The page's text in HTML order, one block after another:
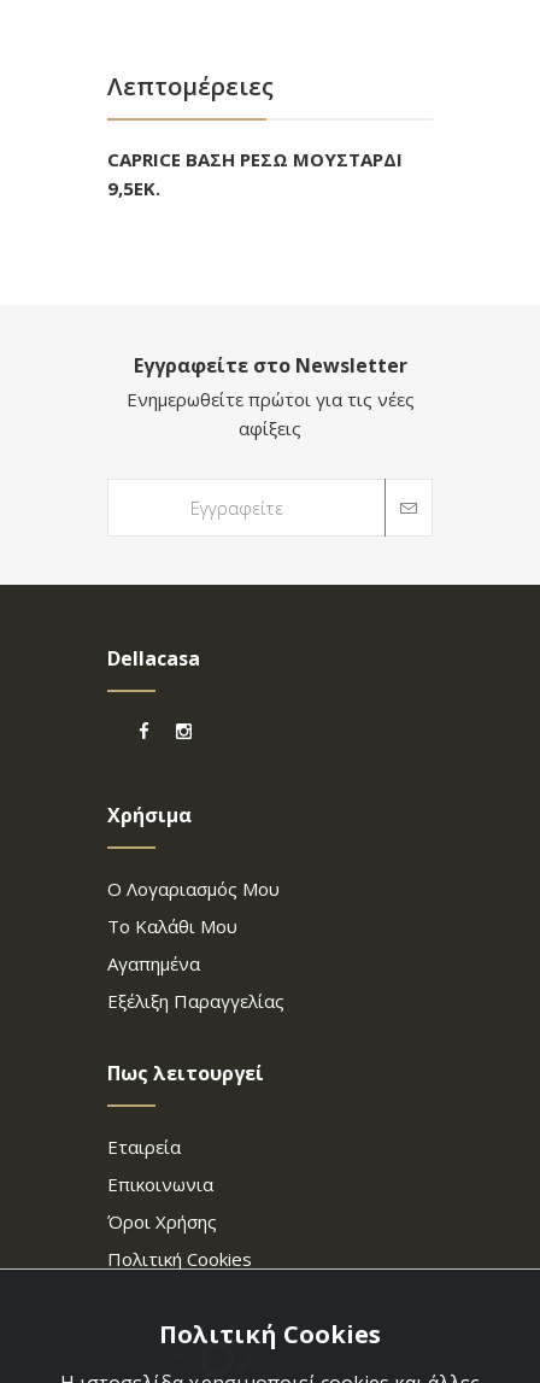
Λεπτομέρειες
CAPRICE ΒΑΣΗ ΡΕΣΩ ΜΟΥΣΤΑΡΔΙ
9,5ΕΚ.
Εγγραφείτε στο Newsletter
Ενημερωθείτε πρώτοι για τις νέες
αφίξεις
Dellacasa
Χρήσιμα
Ο Λογαριασμός Μου
Το Καλάθι Μου
Αγαπημένα
Εξέλιξη Παραγγελίας
Πως λειτουργεί
Εταιρεία
Επικοινωνια
Όροι Χρήσης
Πολιτική Cookies
Πολιτική Cookies